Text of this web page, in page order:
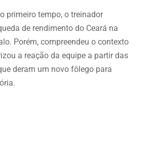
primeiro tempo, o treinador
de rendimento do Ceará na
Porém, compreendeu o contexto
a reação da equipe a partir das
deram um novo fôlego para